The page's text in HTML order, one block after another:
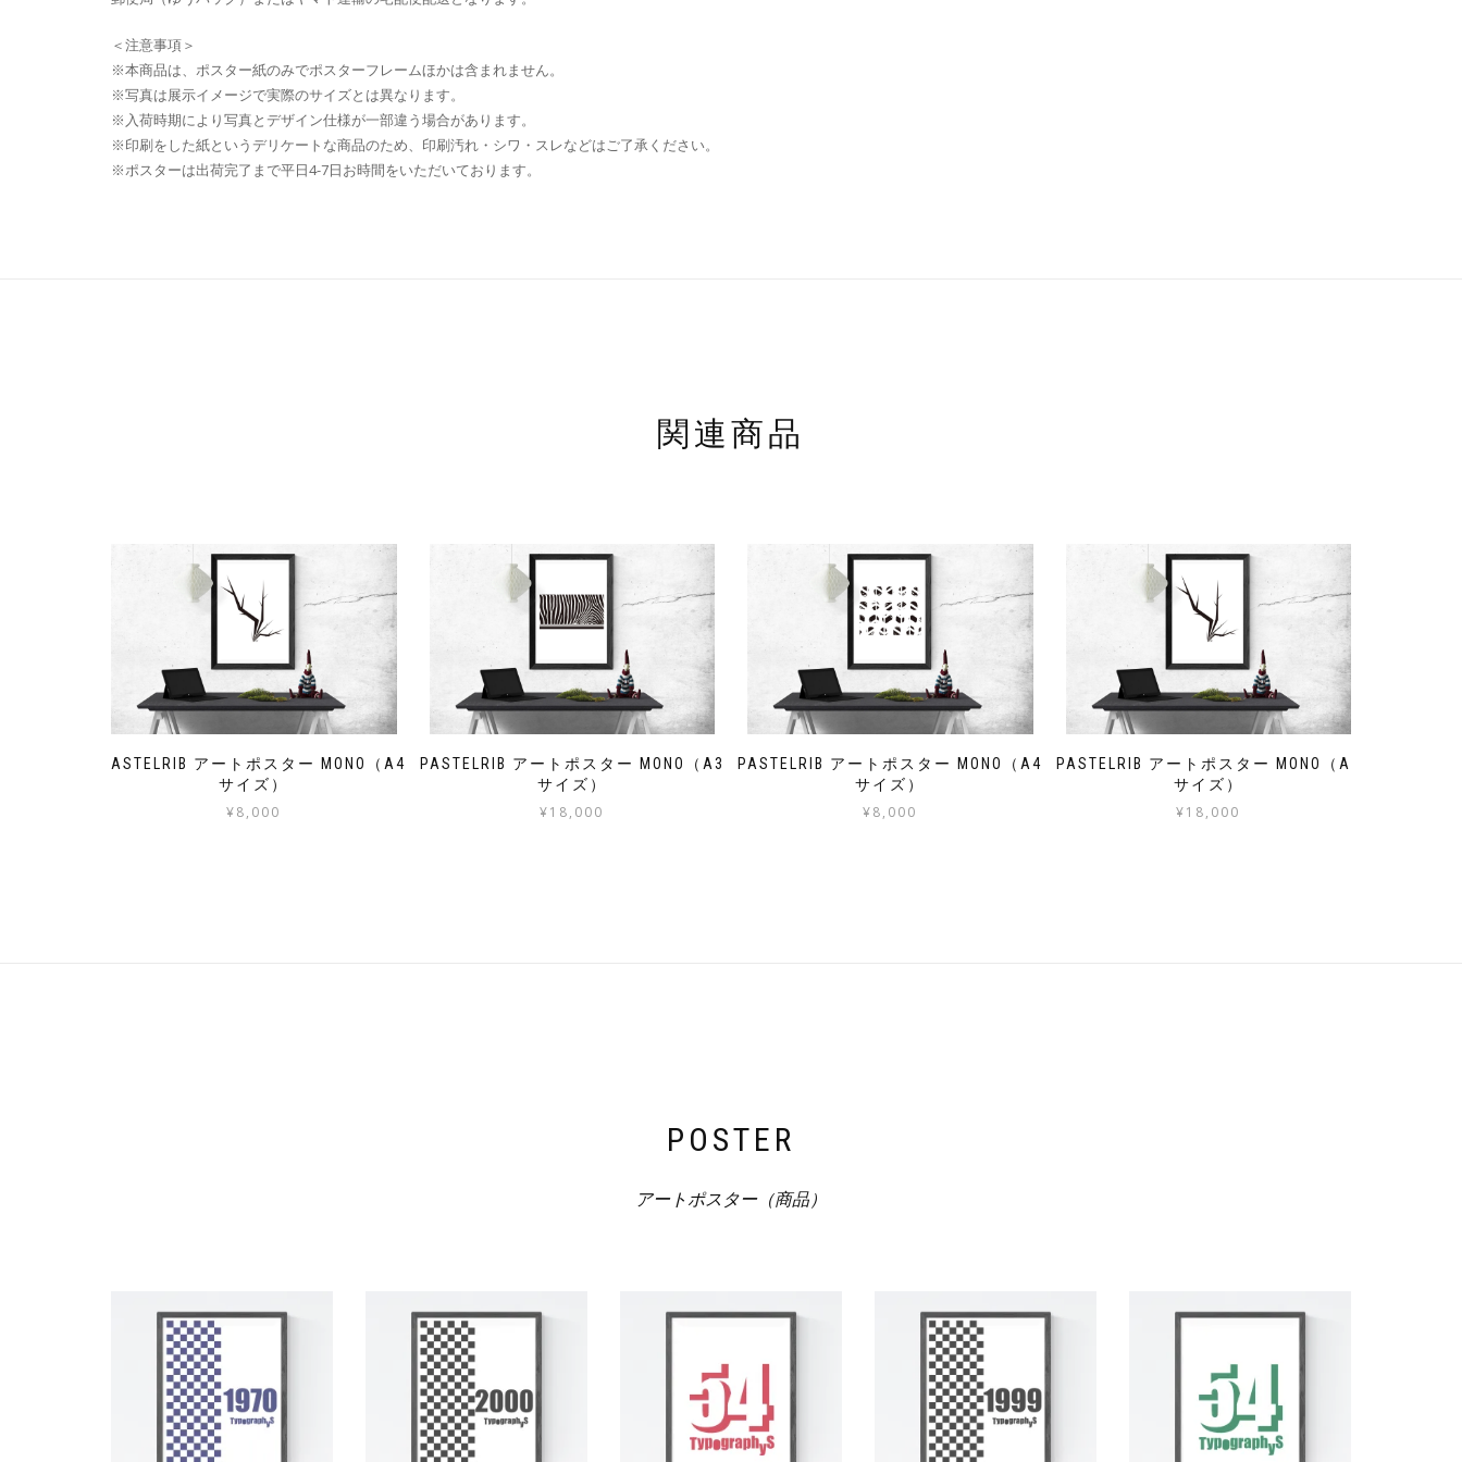
＜注意事項＞
※本商品は、ポスター紙のみでポスターフレームほかは含まれません。
※写真は展示イメージで実際のサイズとは異なります。
※入荷時期により写真とデザイン仕様が一部違う場合があります。
※印刷をした紙というデリケートな商品のため、印刷汚れ・シワ・スレなどはご了承ください。
※ポスターは出荷完了まで平日4-7日お時間をいただいております。
関連商品
PASTELRIB アートポスター MONO（A4
サイズ）
¥8,000
PASTELRIB アートポスター MONO（A3
サイズ）
¥18,000
PASTELRIB アートポスター MONO（A4
サイズ）
¥8,000
PASTELRIB アートポスター MONO（A3
サイズ）
¥18,000
POSTER
アートポスター（商品）